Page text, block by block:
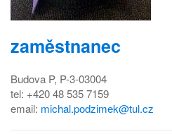
zaměstnanec
Budova P, P-3-03004
tel: +420 48 535 7159
email: michal.podzimek@tul.cz